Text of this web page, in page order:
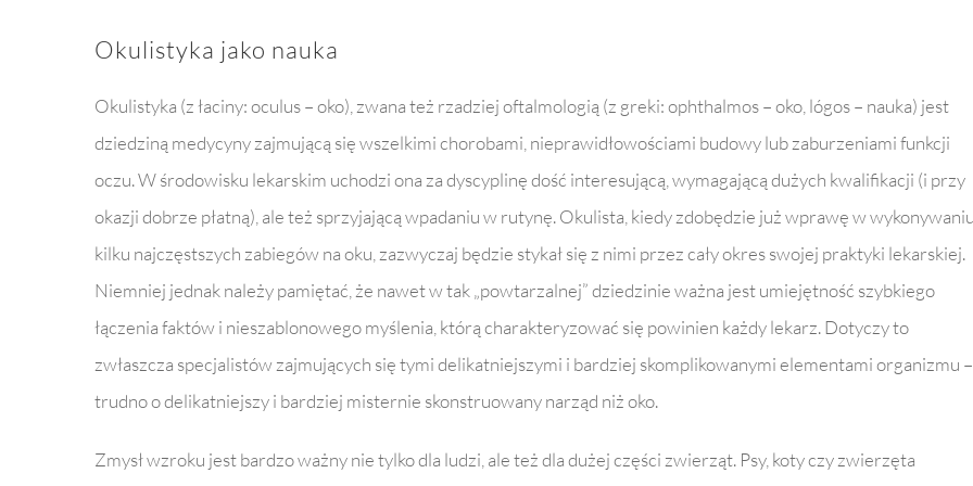
Okulistyka jako nauka
Okulistyka (z łaciny: oculus – oko), zwana też rzadziej oftalmologią (z greki: ophthalmos – oko, lógos – nauka) jest
dziedziną medycyny zajmującą się wszelkimi chorobami, nieprawidłowościami budowy lub zaburzeniami funkcji
oczu. W środowisku lekarskim uchodzi ona za dyscyplinę dość interesującą, wymagającą dużych kwalifikacji (i przy
okazji dobrze płatną), ale też sprzyjającą wpadaniu w rutynę. Okulista, kiedy zdobędzie już wprawę w
kilku najczęstszych zabiegów na oku, zazwyczaj będzie stykał się z nimi przez cały okres swojej praktyki lekarskiej.
Niemniej jednak należy pamiętać, że nawet w tak „powtarzalnej” dziedzinie ważna jest umiejętność szybkiego
łączenia faktów i nieszablonowego myślenia, którą charakteryzować się powinien każdy lekarz. Dotyczy to
zwłaszcza specjalistów zajmujących się tymi delikatniejszymi i bardziej skomplikowanymi elementami organizmu
trudno o delikatniejszy i bardziej misternie skonstruowany narząd niż oko.
Zmysł wzroku jest bardzo ważny nie tylko dla ludzi, ale też dla dużej części zwierząt. Psy, koty czy zwierzęta